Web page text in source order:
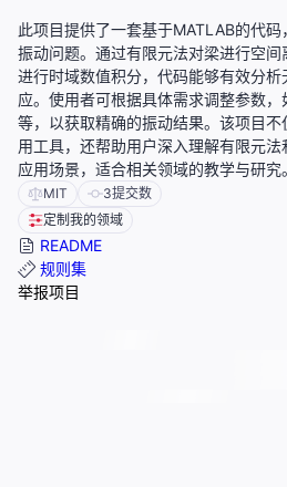
此项目提供了一套基于MATLAB的代
振动问题。通过有限元法对梁进行空
进行时域数值积分，代码能够有效分
应。使用者可根据具体需求调整参数
等，以获取精确的振动结果。该项目
用工具，还帮助用户深入理解有限元
应用场景，适合相关领域的教学与研究。
MIT 3提交数
定制我的领域
README
规则集
举报项目